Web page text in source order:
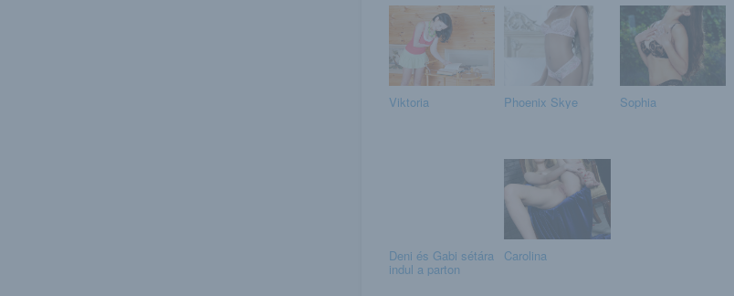
Viktoria Phoenix Skye Sophia
Deni és Gabi sétára
indul a parton
Carolina